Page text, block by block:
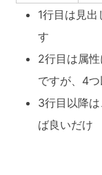
1行目は見
す
2行目は属
ですが、4
3行目以降
ば良いだけ